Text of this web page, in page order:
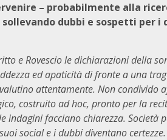
– probabilmente alla
dubbi e sospetti per
e Rovescio le dichiarazioni della
ed apaticità di fronte a una
attentamente. Non
costruito ad hoc, pronto per la
indagini facciano chiarezza. Società
social e i dubbi diventano